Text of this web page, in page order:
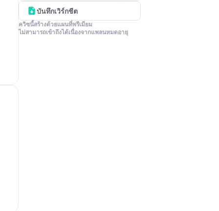
บันทึกเวิร์กชีต
ควิซนี้สร้างด้วยแผนที่พรีเมียม
ไม่สามารถเข้าถึงได้เนื่องจากแพลนหมดอายุ